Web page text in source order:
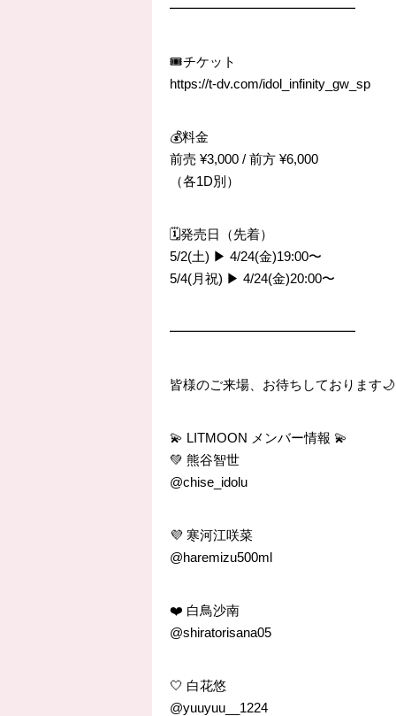
━━━━━━━━━━━━━━
🎟️チケット
https://t-dv.com/idol_infinity_gw_sp
💰料金
前売 ¥3,000 / 前方 ¥6,000
（各1D別）
🗓️発売日（先着）
5/2(土) ▶︎ 4/24(金)19:00〜
5/4(月祝) ▶︎ 4/24(金)20:00〜
━━━━━━━━━━━━━━
皆様のご来場、お待ちしております
💫 LITMOON メンバー情報 💫
💚 熊谷智世
@chise_idolu
💜 寒河江咲菜
@haremizu500ml
❤️ 白鳥沙南
@shiratorisana05
🤍 白花悠
@yuuyuu__1224